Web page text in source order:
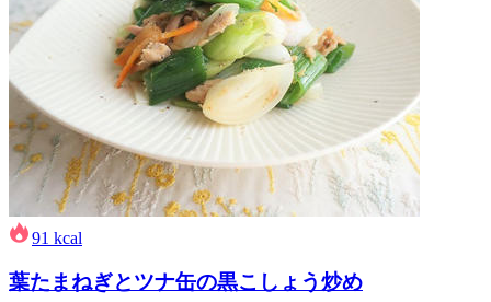
91 kcal
葉たまねぎとツナ缶の黒こしょう炒め